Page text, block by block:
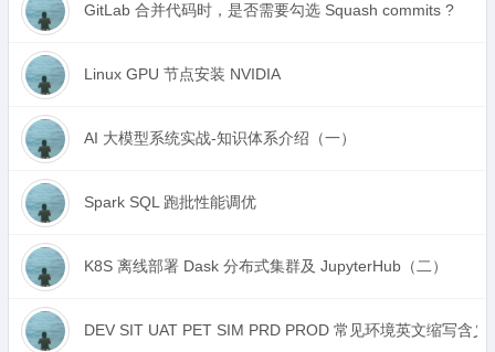
GitLab 合并代码时，是否需要勾选 Squash commits ?
Linux GPU 节点安装 NVIDIA
AI 大模型系统实战-知识体系介绍（一）
Spark SQL 跑批性能调优
K8S 离线部署 Dask 分布式集群及 JupyterHub（二）
DEV SIT UAT PET SIM PRD PROD 常见环境英文缩写含义